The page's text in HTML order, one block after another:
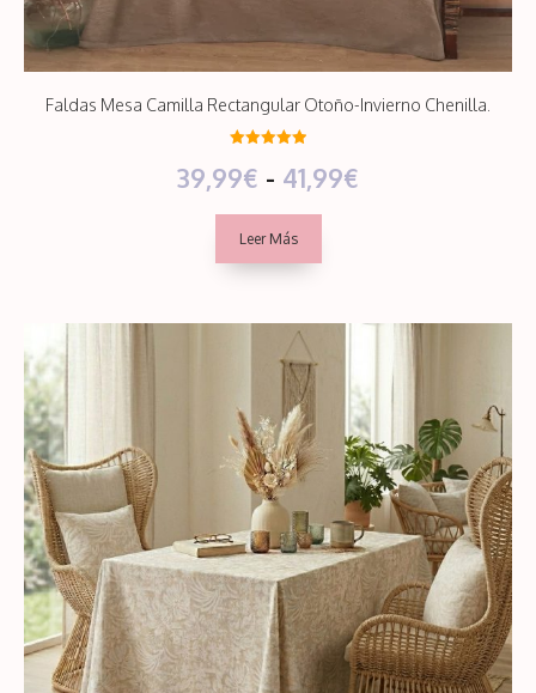
Faldas Mesa Camilla Rectangular Otoño-Invierno Chenilla.
de 5
39,99€ - 41,99€
hasta
41,99€
Leer Más